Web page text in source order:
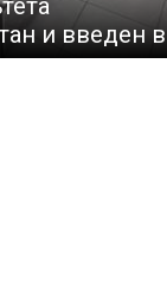
и введен в